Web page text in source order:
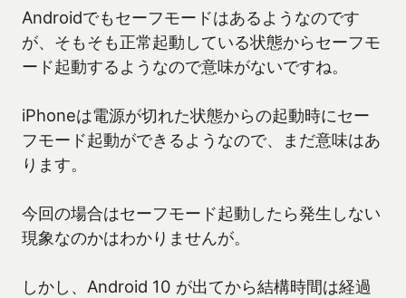
Androidでもセーフモードはあるようなのです
が、そもそも正常起動している状態からセーフモ
ード起動するようなので意味がないですね。
iPhoneは電源が切れた状態からの起動時にセー
フモード起動ができるようなので、まだ意味はあ
ります。
今回の場合はセーフモード起動したら発生しない
現象なのかはわかりませんが。
しかし、Android 10 が出てから結構時間は経過